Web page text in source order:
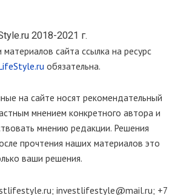
2018-2021 г.
сайта ссылка на ресурс
обязательна.
на сайте носят рекомендательный
мнением конкретного автора и
мнению редакции. Решения
прочтения наших материалов это
ваши решения.
investlifestyle@mail.ru; +7